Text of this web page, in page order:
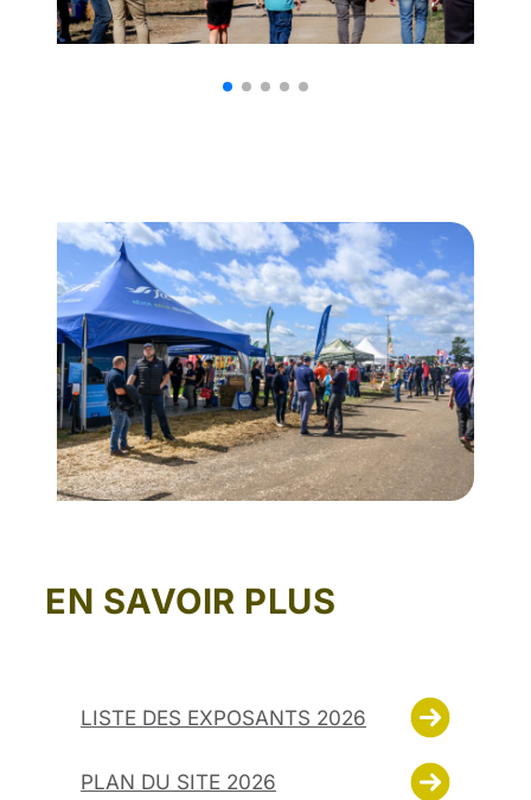
EN SAVOIR PLUS
LISTE DES EXPOSANTS 2026
PLAN DU SITE 2026